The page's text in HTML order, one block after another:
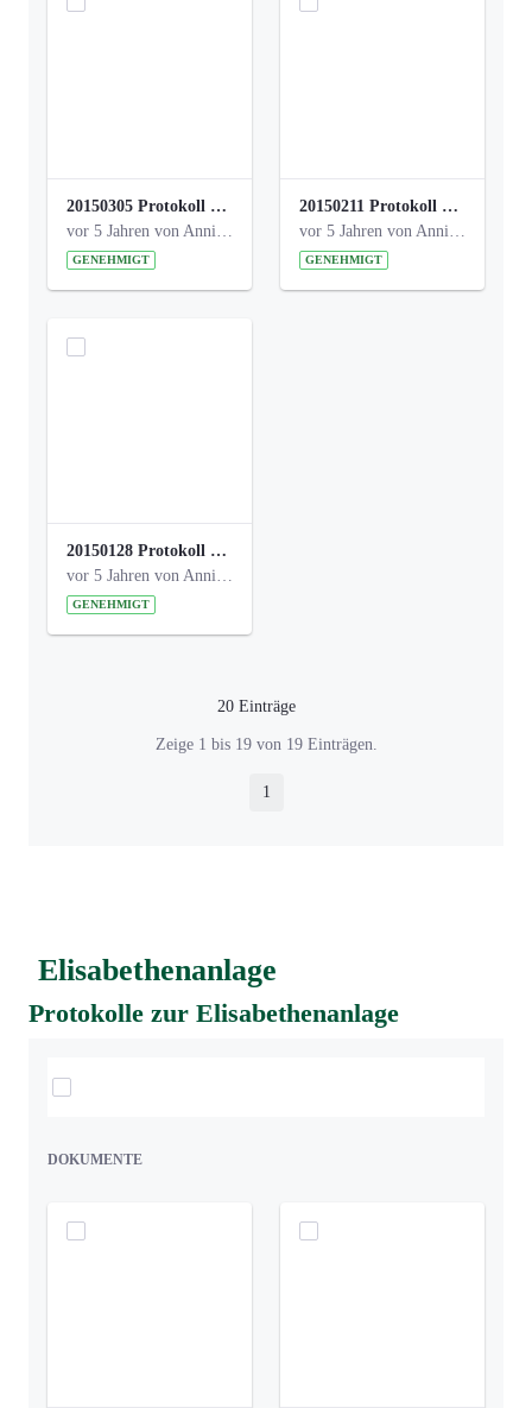
20150305 Protokoll Bismarckplatz _UrbanG_01.pdf
vor 5 Jahren von Anni Schlumberger
GENEHMIGT
20150211 Protokoll Bismarckplatz_Jugend_02b.pdf
vor 5 Jahren von Anni Schlumberger
GENEHMIGT
20150128 Protokoll Bismarckplatz_Jugend_01.pdf
vor 5 Jahren von Anni Schlumberger
GENEHMIGT
20 Einträge
Pro Seite
Zeige 1 bis 19 von 19 Einträgen.
Seite
1
Elisabethenanlage
Protokolle zur Elisabethenanlage
DOKUMENTE